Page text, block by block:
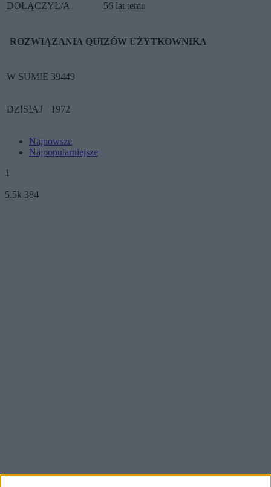
DOŁĄCZYŁ/A 56 lat temu
ROZWIĄZANIA QUIZÓW UŻYTKOWNIKA
W SUMIE 39449
DZISIAJ 1972
Najnowsze
Najpopularniejsze
1
5.5k 384